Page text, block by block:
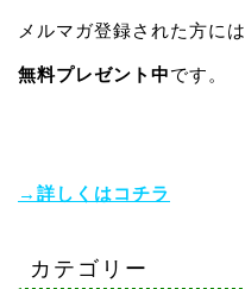
メルマガ登録された方には
無料プレゼント中です。
→詳しくはコチラ
カテゴリー